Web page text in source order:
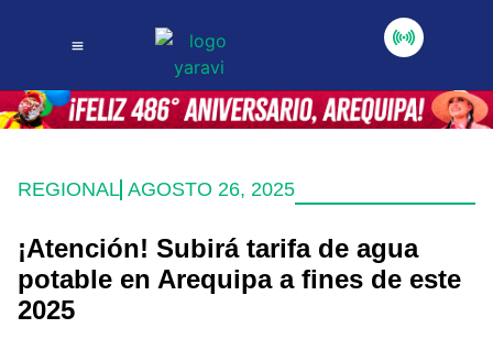
REGIONAL AGOSTO 26, 2025
¡Atención! Subirá tarifa de agua
potable en Arequipa a fines de este
2025